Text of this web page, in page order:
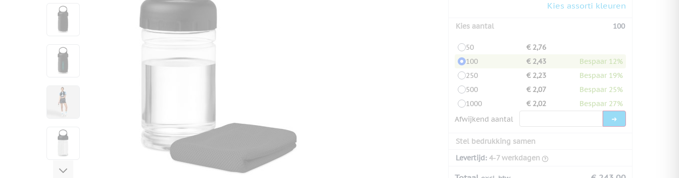
View larger image
View larger image
View larger image
View larger image
View larger image
Kies assorti kleuren
Kies aantal 100
50
€ 2,76
100
€ 2,43
Bespaar 12%
250
€ 2,23
Bespaar 19%
500
€ 2,07
Bespaar 25%
1000
€ 2,02
Bespaar 27%
Afwijkend aantal
Stel bedrukking samen
Levertijd: 4-7 werkdagen